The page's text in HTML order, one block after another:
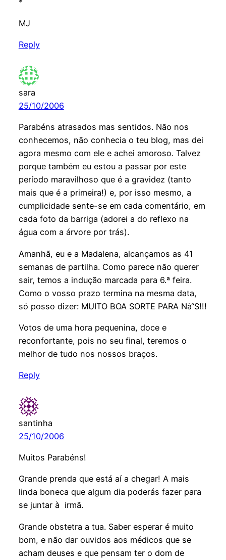
MJ
Reply
sara
25/10/2006
Parabéns atrasados mas sentidos. Não nos
conhecemos, não conhecia o teu blog, mas dei
agora mesmo com ele e achei amoroso. Talvez
porque também eu estou a passar por este
período maravilhoso que é a gravidez (tanto
mais que é a primeira!) e, por isso mesmo, a
cumplicidade sente-se em cada comentário, em
cada foto da barriga (adorei a do reflexo na
água com a árvore por trás).
Amanhã, eu e a Madalena, alcançamos as 41
semanas de partilha. Como parece não querer
sair, temos a indução marcada para 6.ª feira.
Como o vosso prazo termina na mesma data,
só posso dizer: MUITO BOA SORTE PARA Nà“S!!!
Votos de uma hora pequenina, doce e
reconfortante, pois no seu final, teremos o
melhor de tudo nos nossos braços.
Reply
santinha
25/10/2006
Muitos Parabéns!
Grande prenda que está aí a chegar! A mais
linda boneca que algum dia poderás fazer para
se juntar à irmã.
Grande obstetra a tua. Saber esperar é muito
bom, e não dar ouvidos aos médicos que se
acham deuses e que pensam ter o dom de